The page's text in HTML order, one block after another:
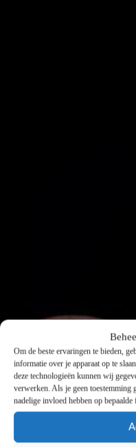
Om de beste ervaringen te bieden,
informatie over je apparaat op te
deze technologieën kunnen wij
verwerken. Als je geen toestemming
nadelige invloed hebben op